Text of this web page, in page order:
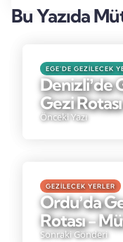
Bu Yazıda
EGE'DE GEZILECEK
Denizliʼde
Gezi
Önceki Yazı
GEZILECEK YERLER
Orduʼda
Rotası -
Sonraki Gönderi